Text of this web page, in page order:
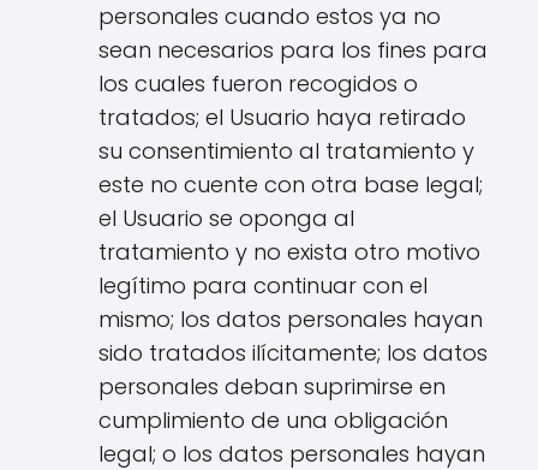
personales cuando estos ya no
sean necesarios para los fines para
los cuales fueron recogidos o
tratados; el Usuario haya retirado
su consentimiento al tratamiento y
este no cuente con otra base legal;
el Usuario se oponga al
tratamiento y no exista otro motivo
legítimo para continuar con el
mismo; los datos personales hayan
sido tratados ilícitamente; los datos
personales deban suprimirse en
cumplimiento de una obligación
legal; o los datos personales hayan